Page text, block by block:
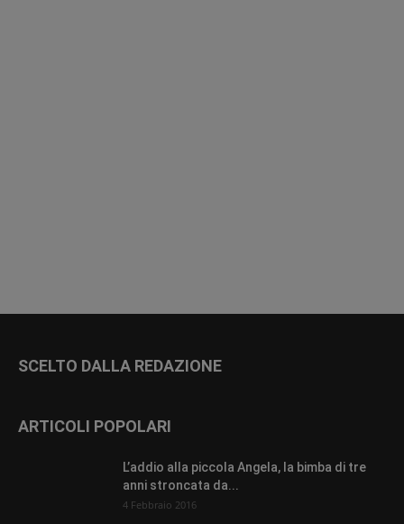
SCELTO DALLA REDAZIONE
ARTICOLI POPOLARI
L’addio alla piccola Angela, la bimba di tre
anni stroncata da...
4 Febbraio 2016